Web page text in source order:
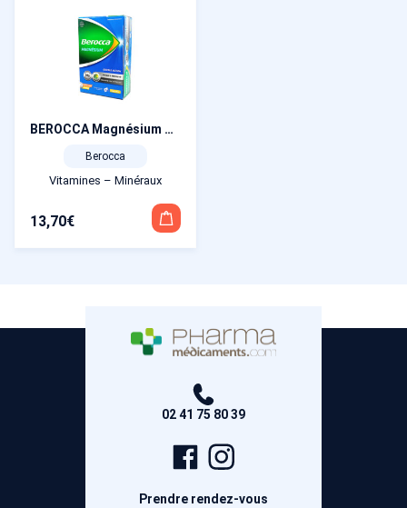
BEROCCA Magnésium Double action 14 sachets poudre effervescente
Berocca
Vitamines – Minéraux
13,70€
02 41 75 80 39
Page
Facebook
Prendre rendez-vous